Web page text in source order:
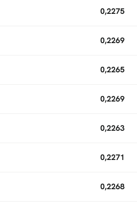
0,2275
0,2269
0,2265
0,2269
0,2263
0,2271
0,2268